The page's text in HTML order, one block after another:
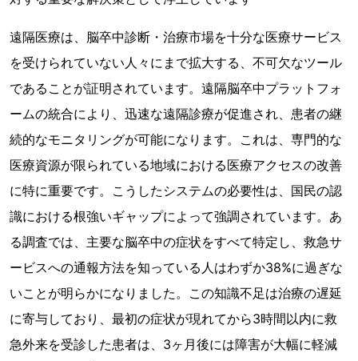
遠隔医療は、脳卒中診断・治療市場を十分な医療サービス
を受けられていない人々にまで拡大する、不可欠なツール
であることが証明されています。遠隔脳卒中プラットフォ
ームの統合により、迅速な遠隔診療が促進され、患者の継
続的なモニタリングが可能になります。これは、専門的な
医療資源が限られている地域における医療アクセスの改善
に特に重要です。こうしたシステムの必要性は、国民の認
識における根強いギャップによって強調されています。あ
る調査では、主要な脳卒中の症状をすべて特定し、救急サ
ービスへの通報方法を知っている人はわずか38%に過ぎな
いことが明らかになりました。この知識不足は治療の遅延
に寄与しており、最初の症状が現れてから3時間以内に救
急外来を受診した患者は、3ヶ月後には障害が大幅に軽減